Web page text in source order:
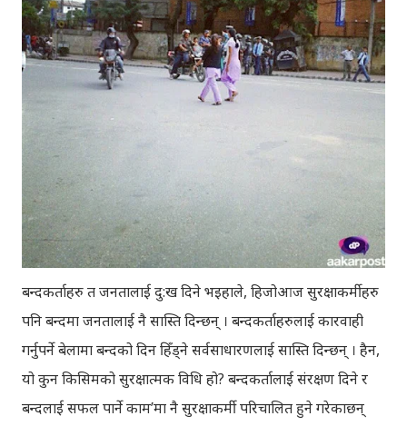
बन्दकर्ताहरु त जनतालाई दु:ख दिने भइहाले, हिजोआज सुरक्षाकर्मीहरु
पनि बन्दमा जनतालाई नै सास्ति दिन्छन् । बन्दकर्ताहरुलाई कारवाही
गर्नुपर्ने बेलामा बन्दको दिन हिँड्ने सर्वसाधारणलाई सास्ति दिन्छन् । हैन,
यो कुन किसिमको सुरक्षात्मक विधि हो? बन्दकर्तालाई संरक्षण दिने र
बन्दलाई सफल पार्ने काम’मा नै सुरक्षाकर्मी परिचालित हुने गरेकाछन्